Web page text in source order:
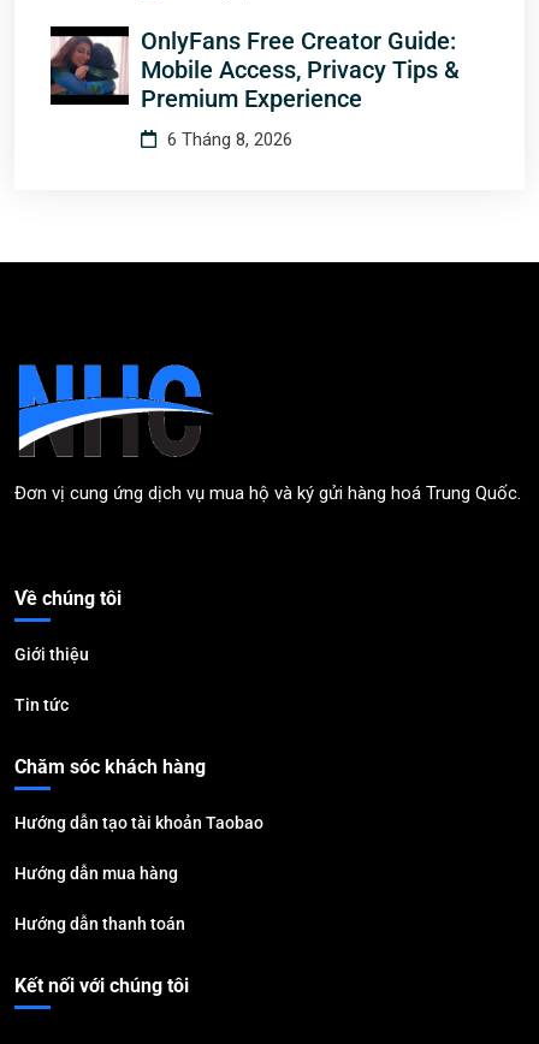
OnlyFans Free Creator Guide:
Mobile Access, Privacy Tips &
Premium Experience
6 Tháng 8, 2026
Đơn vị cung ứng dịch vụ mua hộ và ký gửi hàng hoá Trung Quốc.
Về chúng tôi
Giới thiệu
Tin tức
Chăm sóc khách hàng
Hướng dẫn tạo tài khoản Taobao
Hướng dẫn mua hàng
Hướng dẫn thanh toán
Kết nối với chúng tôi